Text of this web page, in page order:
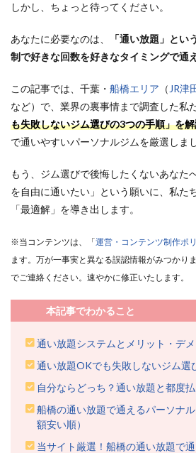
しかし、ちょっと待ってください。
あなたに必要なのは、
「通い放題」とい
制で好きな回数を好きなタイミングで通
この記事では、千葉・ 船橋エリア （ JR津
など）で、業界の裏事情まで調査した私
も失敗しないジム選びの3つの手順」を
で通いやすいパーソナルジムを厳選しまし
もう、ジム選びで後悔したくないあなた
を自由に通いたい」という願いに、私た
「最適解」を導き出します。
※当コンテンツは、「運営・コンテンツ制作ポ
ます。万が一事実と異なる誤認情報がみつかり
でご連絡ください。速やかに修正いたします。
本記事でわかること
通い放題システムとメリット・デメ
通い放題OKでも失敗しないジム選
自分ならどっち？通い放題と都度
船橋の通い放題で通えるパーソナ
額安い順）
当サイト厳選！船橋の通い放題で